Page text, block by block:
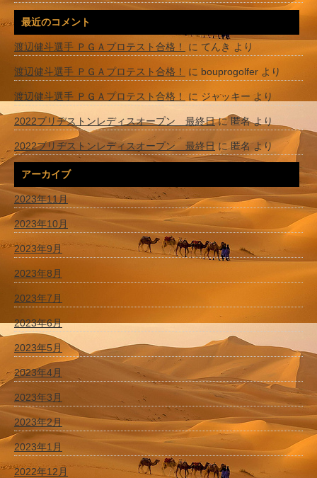
最近のコメント
渡辺健斗選手 ＰＧＡプロテスト合格！ に てんき より
渡辺健斗選手 ＰＧＡプロテスト合格！ に bouprogolfer より
渡辺健斗選手 ＰＧＡプロテスト合格！ に ジャッキー より
2022ブリヂストンレディスオープン 最終日に匿名より
2022ブリヂストンレディスオープン 最終日に匿名より
アーカイブ
2023年11月
2023年10月
2023年9月
2023年8月
2023年7月
2023年6月
2023年5月
2023年4月
2023年3月
2023年2月
2023年1月
2022年12月